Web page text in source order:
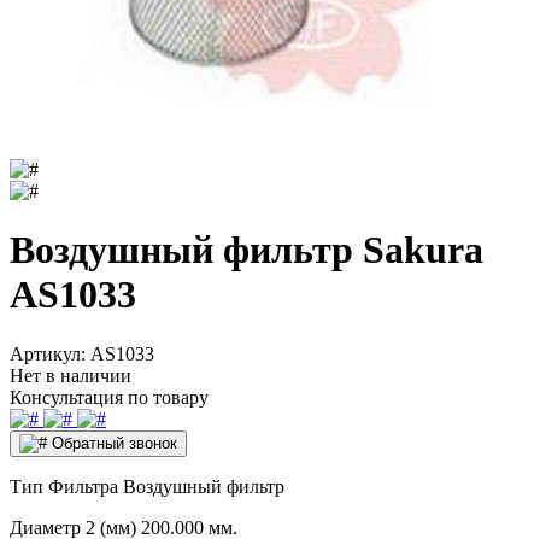
Воздушный фильтр Sakura
AS1033
Артикул: AS1033
Нет в наличии
Консультация по товару
Обратный звонок
Тип Фильтра Воздушный фильтр
Диаметр 2 (мм) 200.000 мм.